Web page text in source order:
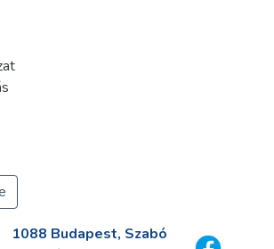
1088 Budapest, Szabó